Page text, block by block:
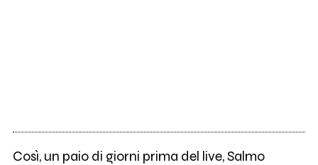
Così, un paio di giorni prima del live, Salmo